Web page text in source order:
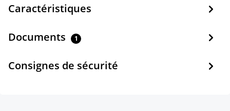
Caractéristiques
Documents 1
Consignes de sécurité